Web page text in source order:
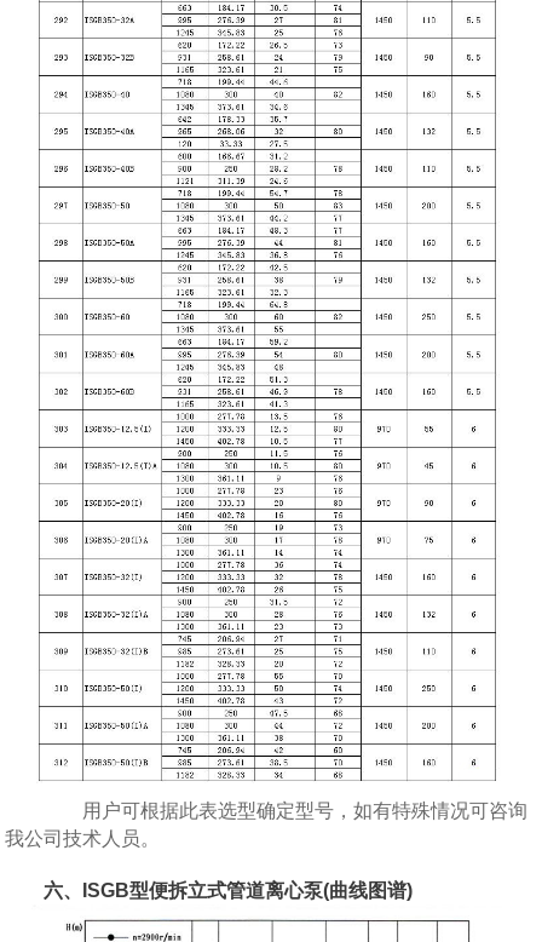
用户可根据此表选型确定型号，如有特殊情况可咨询
我公司技术人员。
六、ISGB型便拆立式管道离心泵(曲线图谱)